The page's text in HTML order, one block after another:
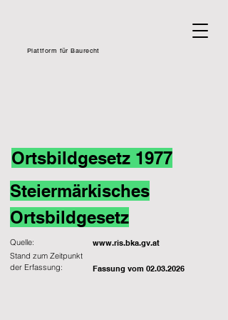
Plattform für Baurecht
Ortsbildgesetz 1977
Steiermärkisches
Ortsbildgesetz
Quelle: www.ris.bka.gv.at
Fassung vom 02.03.2026
Stand zum Zeitpunkt
der Erfassung: